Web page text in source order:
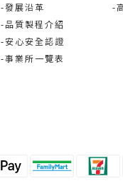
-發展沿革
-品質製程介紹
-安心安全認證
-事業所一覽表
-